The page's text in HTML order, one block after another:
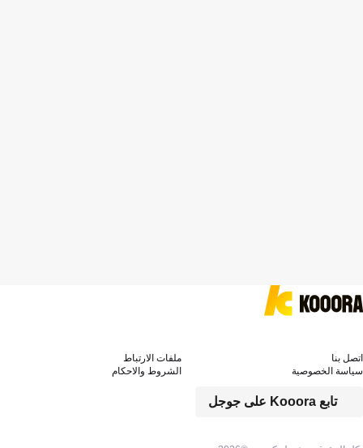
تابع Kooora على جوجل
اتصل بنا
ملفات الارتباط
سياسة الخصوصية
الشروط والاحكام